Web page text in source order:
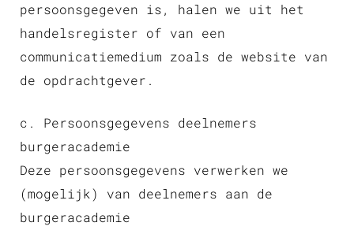
persoonsgegeven is, halen we uit het
handelsregister of van een
communicatiemedium zoals de website van
de opdrachtgever.
c. Persoonsgegevens deelnemers
burgeracademie
Deze persoonsgegevens verwerken we
(mogelijk) van deelnemers aan de
burgeracademie